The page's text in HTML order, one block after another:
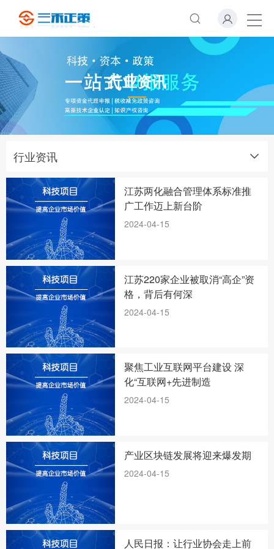
行业资讯
行业资讯
江苏两化融合管理体系标准推
广工作迈上新台阶
2024-04-15
江苏220家企业被取消“高企”资
格，背后有何深
2024-04-15
聚焦工业互联网平台建设 深
化“互联网+先进制造
2024-04-15
产业区块链发展将迎来爆发期
2024-04-15
人民日报：让行业协会走上前